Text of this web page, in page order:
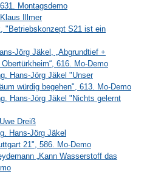
Montagsdemo
Illmer
"Betriebskonzept S21 ist ein
Jörg Jäkel, „Abgrundtief +
616. Mo-Demo
Hans-Jörg Jäkel "Unser
würdig begehen", 613. Mo-Demo
Hans-Jörg Jäkel "Nichts gelernt
Dreiß
Hans-Jörg Jäkel
21", 586. Mo-Demo
„Kann Wasserstoff das